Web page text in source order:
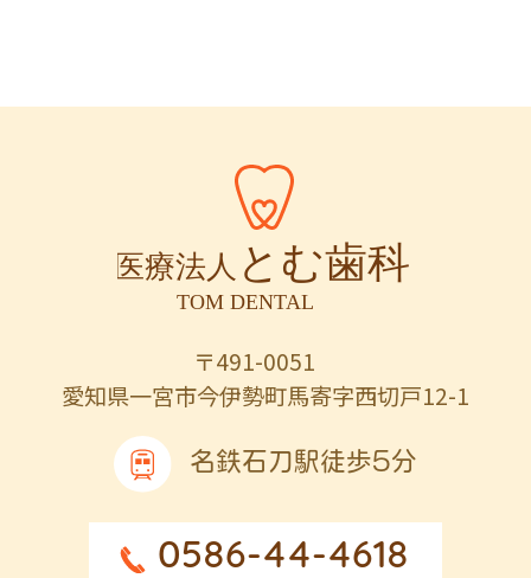
〒491-0051
愛知県一宮市今伊勢町馬寄字西切戸12-1
名鉄石刀駅徒歩5分
0586-44-4618